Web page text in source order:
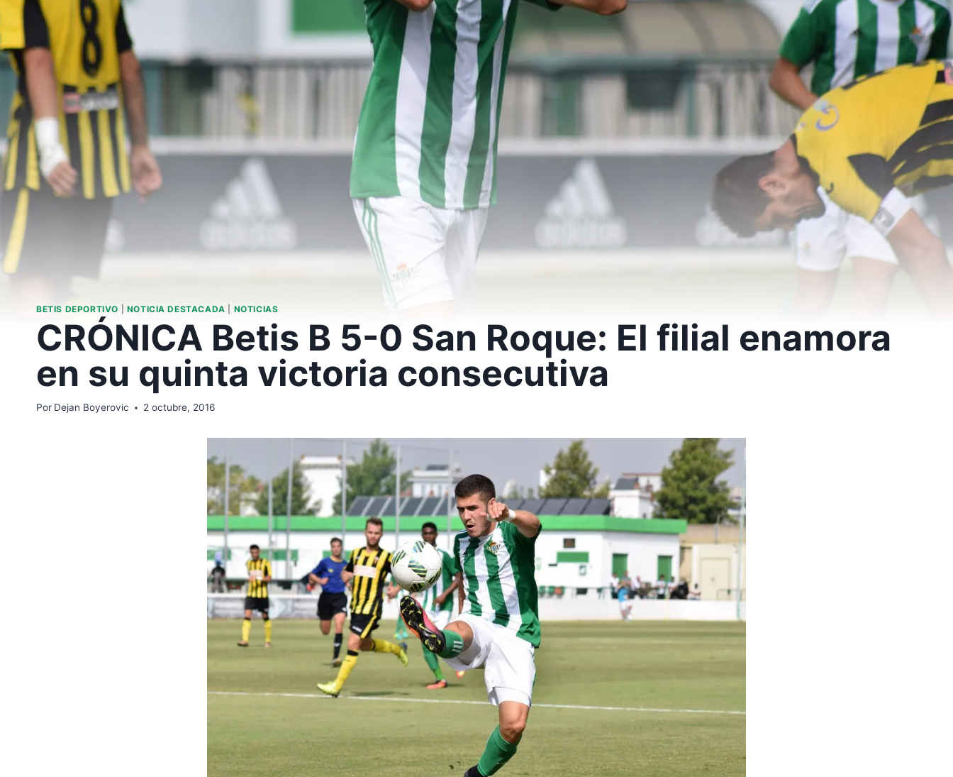
BETIS DEPORTIVO NOTICIA DESTACADA NOTICIAS
CRÓNICA Betis B 5-0 San Roque: El filial enamora
en su quinta victoria consecutiva
Por Dejan Boyerovic 2 octubre, 2016